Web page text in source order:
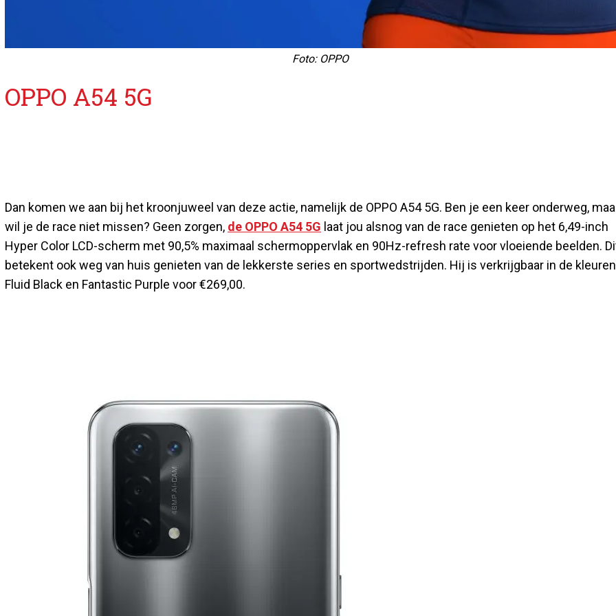
Foto: OPPO
OPPO A54 5G
Dan komen we aan bij het kroonjuweel van deze actie, namelijk de OPPO A54 5G. Ben je een keer onderweg,
wil je de race niet missen? Geen zorgen, de OPPO A54 5G laat jou alsnog van de race genieten op het 6,49-inch
Hyper Color LCD-scherm met 90,5% maximaal schermoppervlak en 90Hz-refresh rate voor vloeiende beelden.
betekent ook weg van huis genieten van de lekkerste series en sportwedstrijden. Hij is verkrijgbaar in de kleuren
Fluid Black en Fantastic Purple voor €269,00.